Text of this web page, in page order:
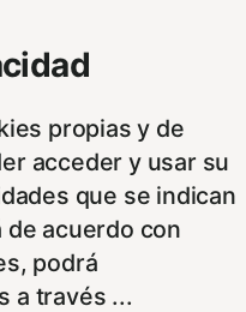
propias y de
acceder y usar su
que se indican
de acuerdo con
podrá
a través ...